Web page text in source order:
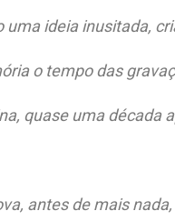
uma ideia inusitada,
o tempo das
quase uma década
antes de mais